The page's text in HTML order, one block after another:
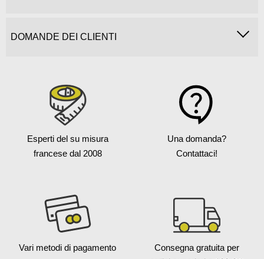
DOMANDE DEI CLIENTI
Esperti del su misura
francese dal 2008
Una domanda?
Contattaci!
Vari metodi di pagamento Consegna gratuita per